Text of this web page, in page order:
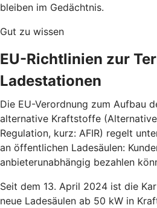
bleiben im Gedächtnis.
Gut zu wissen
EU-Richtlinien zur
Ladestationen
Die EU-Verordnung zum Aufbau
alternative Kraftstoffe
Regulation, kurz: AFIR) regelt
an öffentlichen Ladesäulen:
anbieterunabhängig bezahlen
Seit dem 13. April 2024 ist die
neue Ladesäulen ab 50 kW in